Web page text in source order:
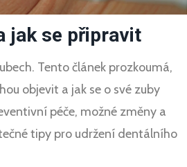
jak se připravit
Tento článek prozkoumá,
objevit a jak se o své zuby
péče, možné změny a
tipy pro udržení dentálního